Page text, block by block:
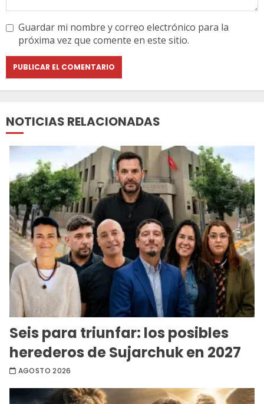
Guardar mi nombre y correo electrónico para la
próxima vez que comente en este sitio.
NOTICIAS RELACIONADAS
Seis para triunfar: los posibles
herederos de Sujarchuk en 2027
AGOSTO 2026